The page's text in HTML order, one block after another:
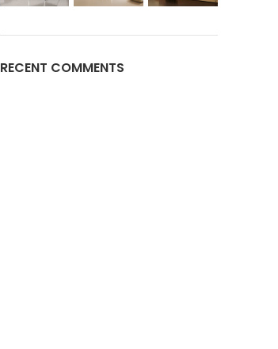
RECENT COMMENTS